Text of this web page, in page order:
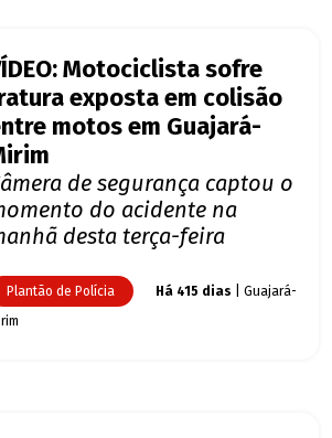
Motociclista sofre
exposta em colisão
motos em Guajará-
de segurança captou o
do acidente na
desta terça-feira
Plantão de Polícia Há 415 dias | Guajará-